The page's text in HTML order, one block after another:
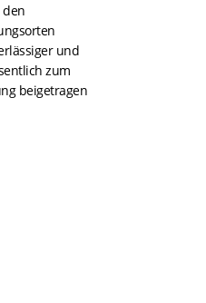
und
zum
beigetragen